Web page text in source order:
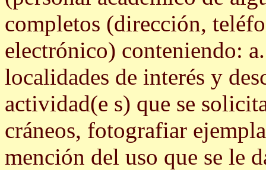
completos (dirección,
electrónico) conteniendo:
localidades de interés y
actividad(e s) que se
cráneos, fotografiar
mención del uso que se le